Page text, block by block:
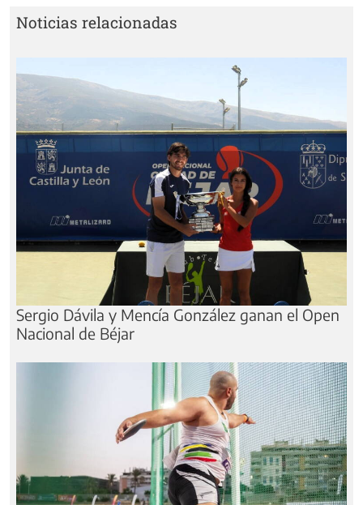
Noticias relacionadas
Sergio Dávila y Mencía González ganan el Open
Nacional de Béjar